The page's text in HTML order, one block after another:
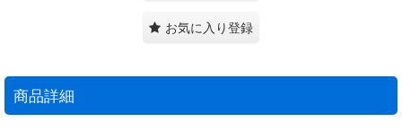
お気に入り登録
商品詳細